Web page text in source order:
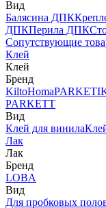
Вид
Балясина ДПК
ДПКПерила ДПК
Сопутствующие
Клей
Клей
Бренд
KiltoHoma
PARKETT
Вид
Клей для винила
Лак
Лак
Бренд
LOBA
Вид
Для пробковых